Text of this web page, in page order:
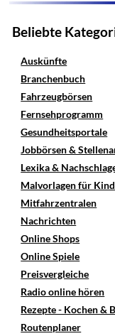
Beliebte
Auskünfte
Branchenbuch
Fahrzeugbörsen
Fernsehprogramm
Gesundheitsportale
Jobbörsen &
Lexika &
Malvorlagen für
Mitfahrzentralen
Nachrichten
Online Shops
Online Spiele
Preisvergleiche
Radio online hören
Rezepte - Kochen &
Routenplaner